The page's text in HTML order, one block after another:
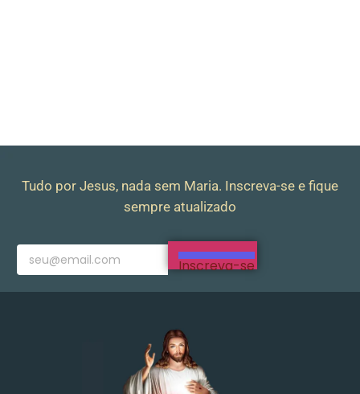
Tudo por Jesus, nada sem Maria. Inscreva-se e fique
sempre atualizado
Inscreva-se